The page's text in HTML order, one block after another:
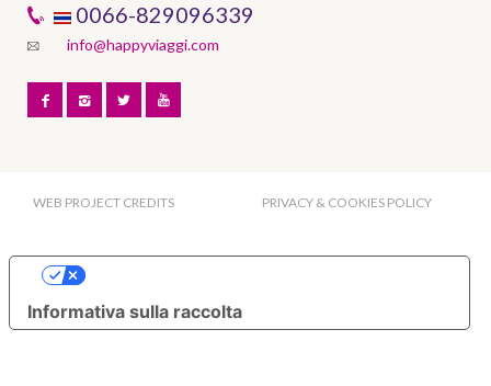
0066-829096339
info@happyviaggi.com
WEB PROJECT CREDITS PRIVACY & COOKIES POLICY
Informativa sulla raccolta
Le tue preferenze relative alla privacy